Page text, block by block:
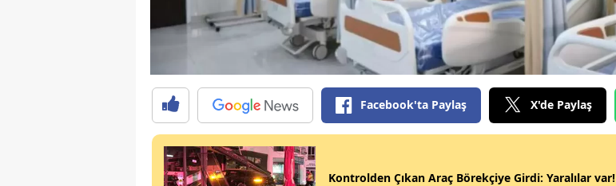
Facebook'ta Paylaş X'de Paylaş
Kontrolden Çıkan Araç Börekçiye Girdi: Yaralılar var!